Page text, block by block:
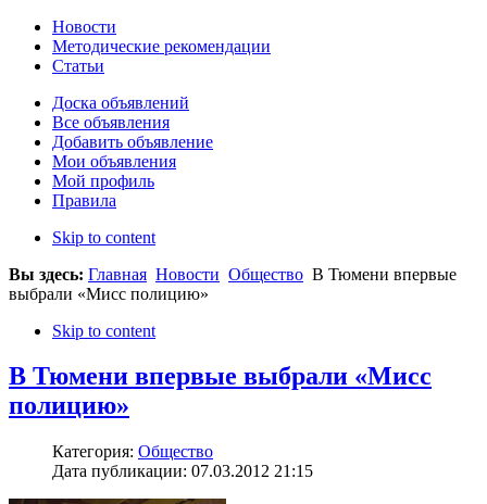
Новости
Методические рекомендации
Статьи
Доска объявлений
Все объявления
Добавить объявление
Мои объявления
Мой профиль
Правила
Skip to content
Вы здесь: Главная Новости Общество В Тюмени впервые
выбрали «Мисс полицию»
Skip to content
В Тюмени впервые выбрали «Мисс
полицию»
Категория: Общество
Дата публикации: 07.03.2012 21:15